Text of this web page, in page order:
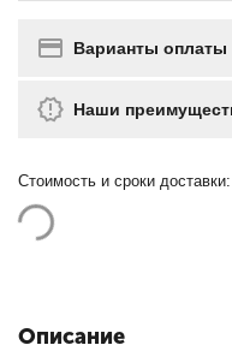
Варианты оплаты
Наши
Стоимость и сроки
Описание